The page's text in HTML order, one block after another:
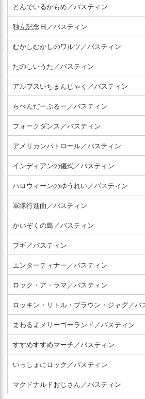
とんでいるかもめ／バスティン
独立記念日／バスティン
むかしむかしのワルツ／バスティン
たのしいうた／バスティン
アルプスいちまんじゃく／バスティン
らべんだーぶるー／バスティン
フォークダンス／バスティン
アメリカンパトロール／バスティン
インディアンの儀式／バスティン
ハロウィーンのゆうれい／バスティン
軍隊行進曲／バスティン
かいぞくの島／バスティン
ブギ／バスティン
エンターティナー／バスティン
ロック・ア・ラマ／バスティン
ロッキン・リトル・ブラウン・ジャグ／バ
まわるよメリーゴーランド／バスティン
すすめすすめマーチ／バスティン
いっしょにロック／バスティン
マクドナルドおじさん／バスティン